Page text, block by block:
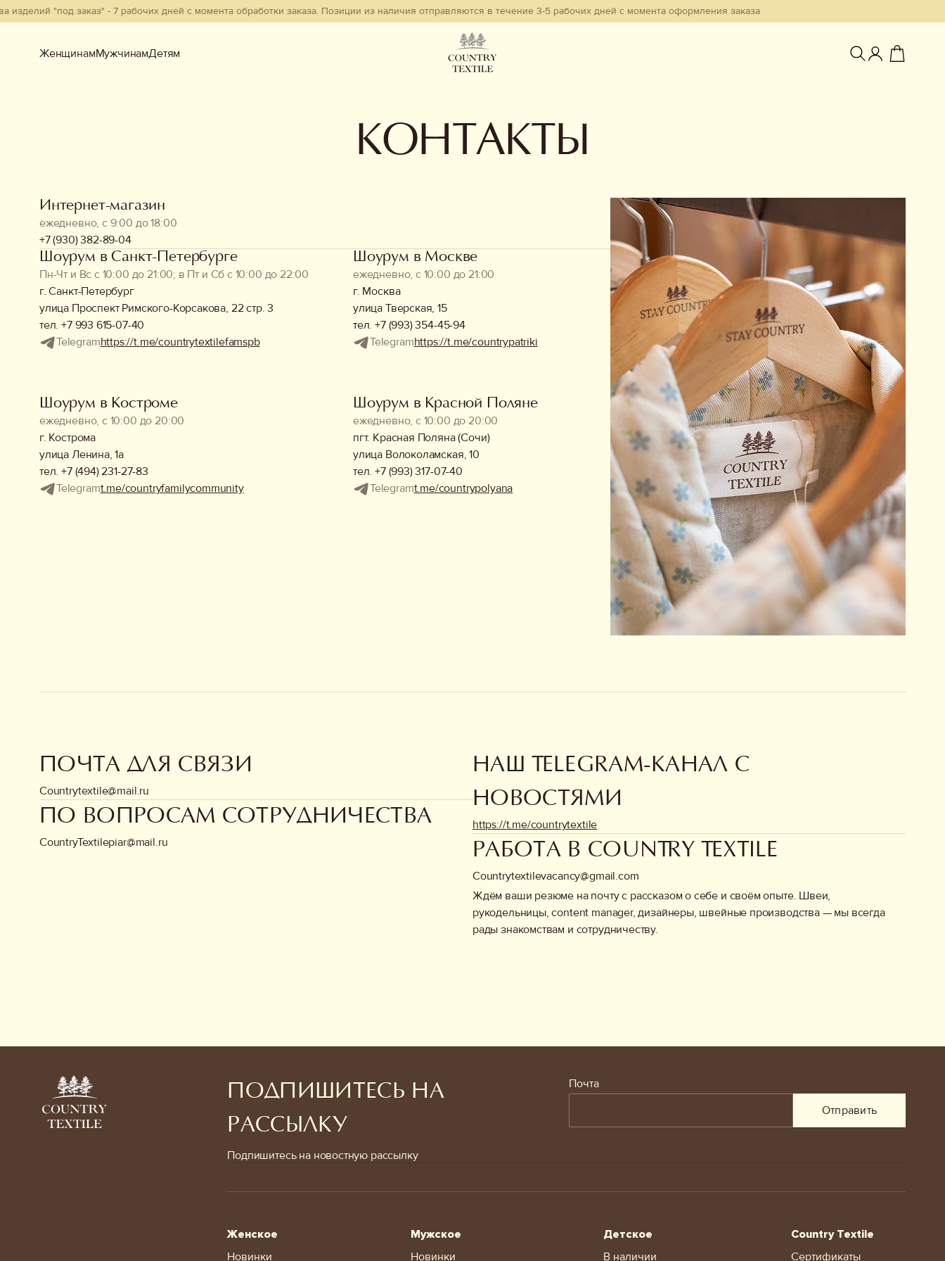
"под заказ" - 7 рабочих дней с момента обработки заказа. Позиции из наличия отправляются в течение 3-5 рабочих дней с момента оформления заказа
ЖенщинамМужчинамДетям
В наличии
Бестселлеры
Одежда
Обувь
Аксессуары
Дом
Подарочный сертификат
Информация
КОНТАКТЫ
Интернет-магазин
ежедневно, с 9:00 до 18:00
+7 (930) 382-89-04
Шоурум в Санкт-Петербурге
Пн-Чт и Вс с 10:00 до 21:00; в Пт и Сб с 10:00 до 22:00
г. Санкт-Петербург
улица Проспект Римского-Корсакова, 22 стр. 3
тел. +7 993 615-07-40
Telegramhttps://t.me/countrytextilefamspb
Шоурум в Москве
ежедневно, с 10:00 до 21:00
г. Москва
улица Тверская, 15
тел. +7 (993) 354-45-94
Telegramhttps://t.me/countrypatriki
Шоурум в Костроме
ежедневно, с 10:00 до 20:00
г. Кострома
улица Ленина, 1а
тел. +7 (494) 231-27-83
Telegramt.me/countryfamilycommunity
Шоурум в Красной Поляне
ежедневно, с 10:00 до 20:00
пгт. Красная Поляна (Сочи)
улица Волоколамская, 10
тел. +7 (993) 317-07-40
Telegramt.me/countrypolyana
ПОЧТА ДЛЯ СВЯЗИ
Countrytextile@mail.ru
ПО ВОПРОСАМ СОТРУДНИЧЕСТВА
CountryTextilepiar@mail.ru
НАШ TELEGRAM-КАНАЛ С
НОВОСТЯМИ
https://t.me/countrytextile
РАБОТА В COUNTRY TEXTILE
Countrytextilevacancy@gmail.com
Ждём ваши резюме на почту с рассказом о себе и своём опыте. Швеи,
рукодельницы, content manager, дизайнеры, швейные производства — мы всегда
рады знакомствам и сотрудничеству.
ПОДПИШИТЕСЬ НА
РАССЫЛКУ
Подпишитесь на новостную рассылку
Почта
Отправить
Женское
Новинки
Мужское
Новинки
Детское
В наличии
Country Textile
Сертификаты